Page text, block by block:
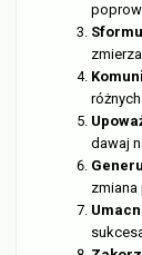
dawaj